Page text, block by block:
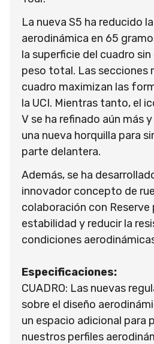
La nueva S5 ha reducido
aerodinámica en 65
la superficie del cuadro
peso total. Las secciones
cuadro maximizan las
la UCI. Mientras tanto, el
V se ha refinado aún más
una nueva horquilla para
parte delantera.
Además, se ha
innovador concepto de
colaboración con Reserve
estabilidad y reducir la
condiciones
Especificaciones:
CUADRO: Las nuevas
sobre el diseño
un espacio adicional para
nuestros perfiles